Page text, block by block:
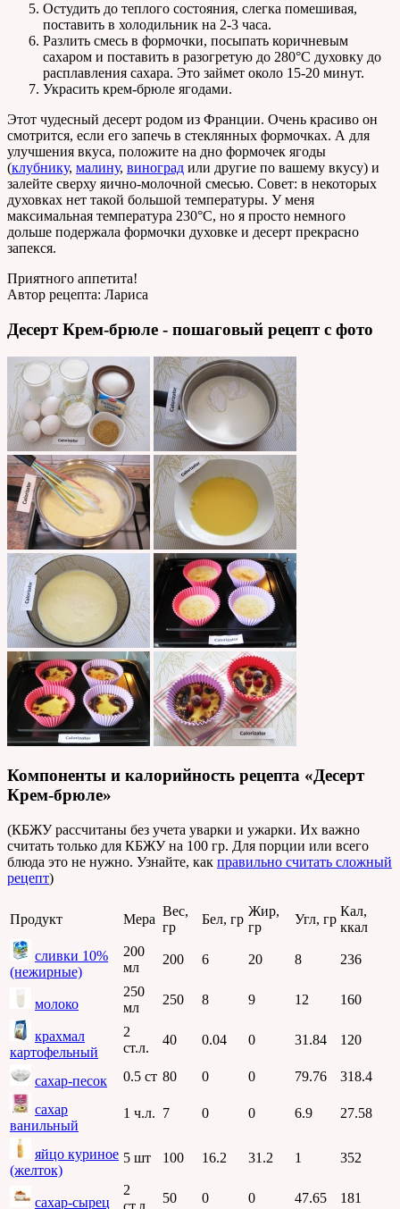
Остудить до теплого состояния, слегка помешивая,
поставить в холодильник на 2-3 часа.
Разлить смесь в формочки, посыпать коричневым
сахаром и поставить в разогретую до 280°С духовку до
расплавления сахара. Это займет около 15-20 минут.
Украсить крем-брюле ягодами.
Этот чудесный десерт родом из Франции. Очень красиво он
смотрится, если его запечь в стеклянных формочках. А для
улучшения вкуса, положите на дно формочек ягоды
(клубнику, малину, виноград или другие по вашему вкусу) и
залейте сверху яично-молочной смесью. Совет: в некоторых
духовках нет такой большой температуры. У меня
максимальная температура 230°C, но я просто немного
дольше подержала формочки духовке и десерт прекрасно
запекся.
Приятного аппетита!
Автор рецепта: Лариса
Десерт Крем-брюле - пошаговый рецепт с фото
Компоненты и калорийность рецепта «Десерт
Крем-брюле»
(КБЖУ рассчитаны без учета уварки и ужарки. Их важно
считать только для КБЖУ на 100 гр. Для порции или всего
блюда это не нужно. Узнайте, как правильно считать сложный
рецепт)
Продукт Мера
Вес,
гр
Бел, гр
Жир,
гр
Угл, гр
Кал,
ккал
сливки 10%
(нежирные)
200
мл
200 6 20 8 236
молоко
250
мл
250 8 9 12 160
крахмал
картофельный
2
ст.л.
40 0.04 0 31.84 120
сахар-песок 0.5 ст 80 0 0 79.76 318.4
сахар
ванильный
1 ч.л. 7 0 0 6.9 27.58
яйцо куриное
(желток)
5 шт 100 16.2 31.2 1 352
сахар-сырец
2
50 0 0 47.65 181